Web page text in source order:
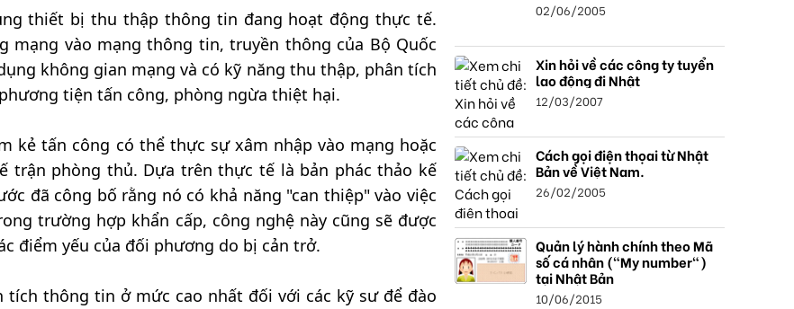
thiết bị thu thập thông tin đang hoạt động thực tế.
mạng vào mạng thông tin, truyền thông của Bộ Quốc
không gian mạng và có kỹ năng thu thập, phân tích
tiện tấn công, phòng ngừa thiệt hại.
kẻ tấn công có thể thực sự xâm nhập vào mạng hoặc
trận phòng thủ. Dựa trên thực tế là bản phác thảo kế
đã công bố rằng nó có khả năng "can thiệp" vào việc
trường hợp khẩn cấp, công nghệ này cũng sẽ được
điểm yếu của đối phương do bị cản trở.
tích thông tin ở mức cao nhất đối với các kỹ sư để đào
02/06/2005
Xin hỏi về các công ty tuyển
lao động đi Nhật
12/03/2007
Cách gọi điện thọai từ Nhật
Bản về Việt Nam.
26/02/2005
Quản lý hành chính theo Mã
số cá nhân ("My number")
tại Nhật Bản
10/06/2015